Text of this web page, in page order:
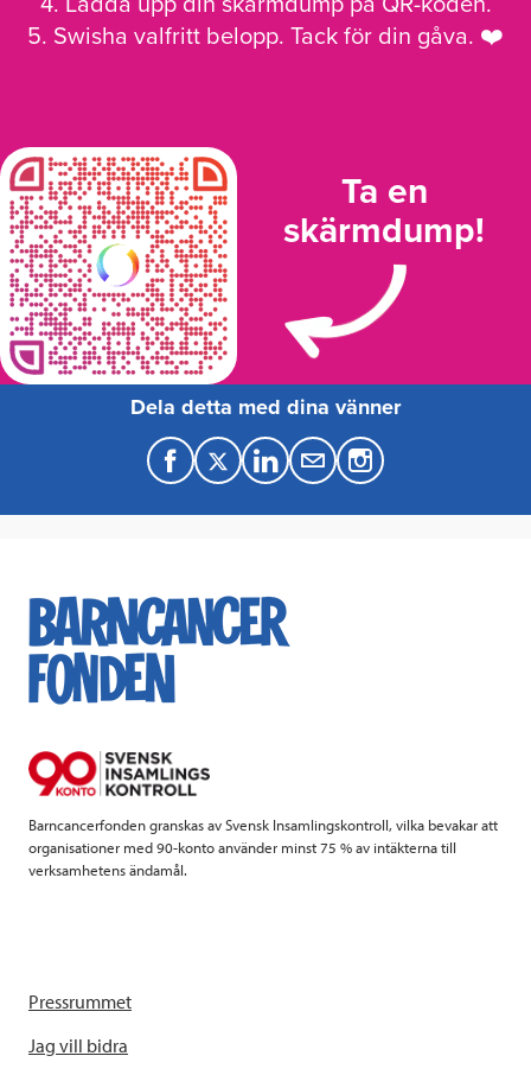
5. Swisha valfritt belopp. Tack för din gåva. ❤️
Ta en
skärmdump!
Dela detta med dina vänner
F
a
e
b
k
T
w
t
t
L
i
k
e
M
a
Barncancerfonden granskas av Svensk Insamlingskontroll, vilka bevakar att
organisationer med 90-konto använder minst 75 % av intäkterna till
verksamhetens ändamål.
Pressrummet
Jag vill bidra